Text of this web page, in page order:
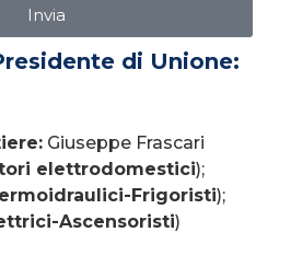
Invia
di Unione:
Giuseppe Frascari
elettrodomestici);
Frigoristi);
Ascensoristi)